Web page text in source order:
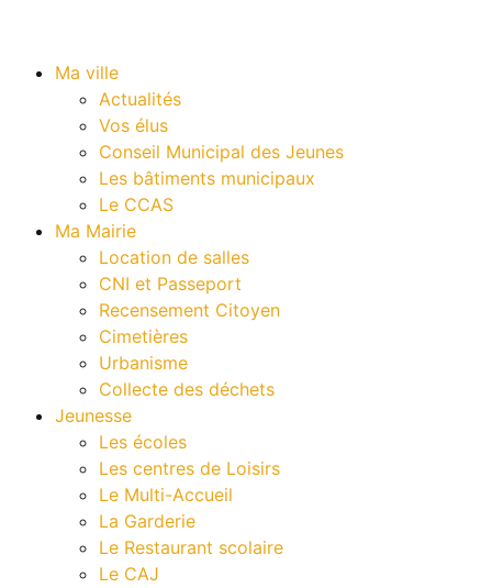
Ma ville
Actualités
Vos élus
Conseil Municipal des Jeunes
Les bâtiments municipaux
Le CCAS
Ma Mairie
Location de salles
CNI et Passeport
Recensement Citoyen
Cimetières
Urbanisme
Collecte des déchets
Jeunesse
Les écoles
Les centres de Loisirs
Le Multi-Accueil
La Garderie
Le Restaurant scolaire
Le CAJ